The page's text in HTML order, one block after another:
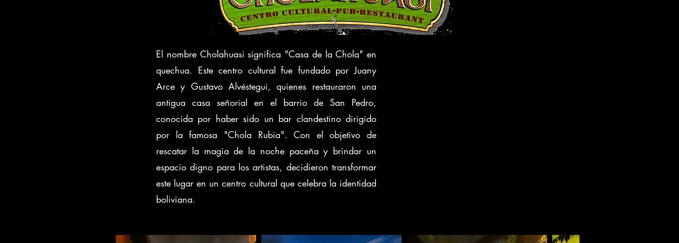
El nombre Cholahuasi significa "Casa de la Chola" en
quechua. Este centro cultural fue fundado por Juany
Arce y Gustavo Alvéstegui, quienes restauraron una
antigua casa señorial en el barrio de San Pedro,
conocida por haber sido un bar clandestino dirigido
por la famosa "Chola Rubia". Con el objetivo de
rescatar la magia de la noche paceña y brindar un
espacio digno para los artistas, decidieron transformar
este lugar en un centro cultural que celebra la identidad
boliviana.